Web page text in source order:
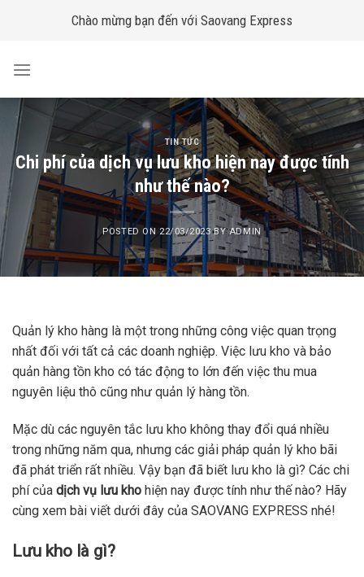
Chào mừng bạn đến với Saovang Express
TIN TỨC
Chi phí của dịch vụ lưu kho hiện nay được tính
như thế nào?
POSTED ON 22/03/2023BYADMIN
Quản lý kho hàng là một trong những công việc quan trọng
nhất đối với tất cả các doanh nghiệp. Việc lưu kho và bảo
quản hàng tồn kho có tác động to lớn đến việc thu mua
nguyên liệu thô cũng như quản lý hàng tồn.
Mặc dù các nguyên tắc lưu kho không thay đổi quá nhiều
trong những năm qua, nhưng các giải pháp quản lý kho bãi
đã phát triển rất nhiều. Vậy bạn đã biết lưu kho là gì? Các chi
phí của dịch vụ lưu kho hiện nay được tính như thế nào? Hãy
cùng xem bài viết dưới đây của SAOVANG EXPRESS nhé!
Lưu kho là gì?